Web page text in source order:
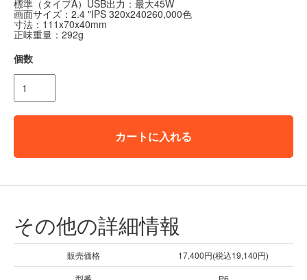
標準（タイプA）USB出力：最大45W
画面サイズ：2.4 "IPS 320x240260,000色
寸法：111x70x40mm
正味重量：292g
個数
カートに入れる
その他の詳細情報
販売価格
17,400円(税込19,140円)